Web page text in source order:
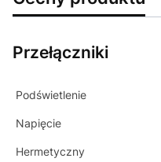
Przełączniki
Podświetlenie
Napięcie
Hermetyczny